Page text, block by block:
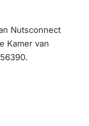
Nutsconnect
Kamer van